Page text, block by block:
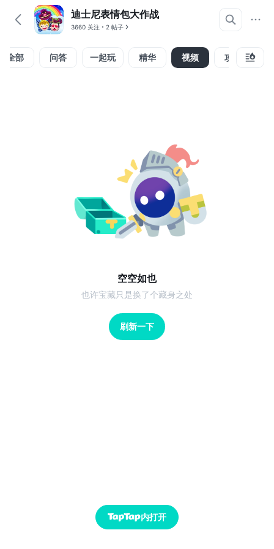
迪士尼表情包大作战
3660 关注 2 帖子
全部 问答 一起玩 精华 视频 攻略
空空如也
也许宝藏只是换了个藏身之处
刷新一下
内打开